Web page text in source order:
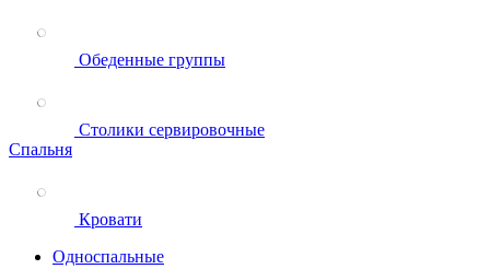
Обеденные группы
Столики сервировочные
Спальня
Кровати
Односпальные